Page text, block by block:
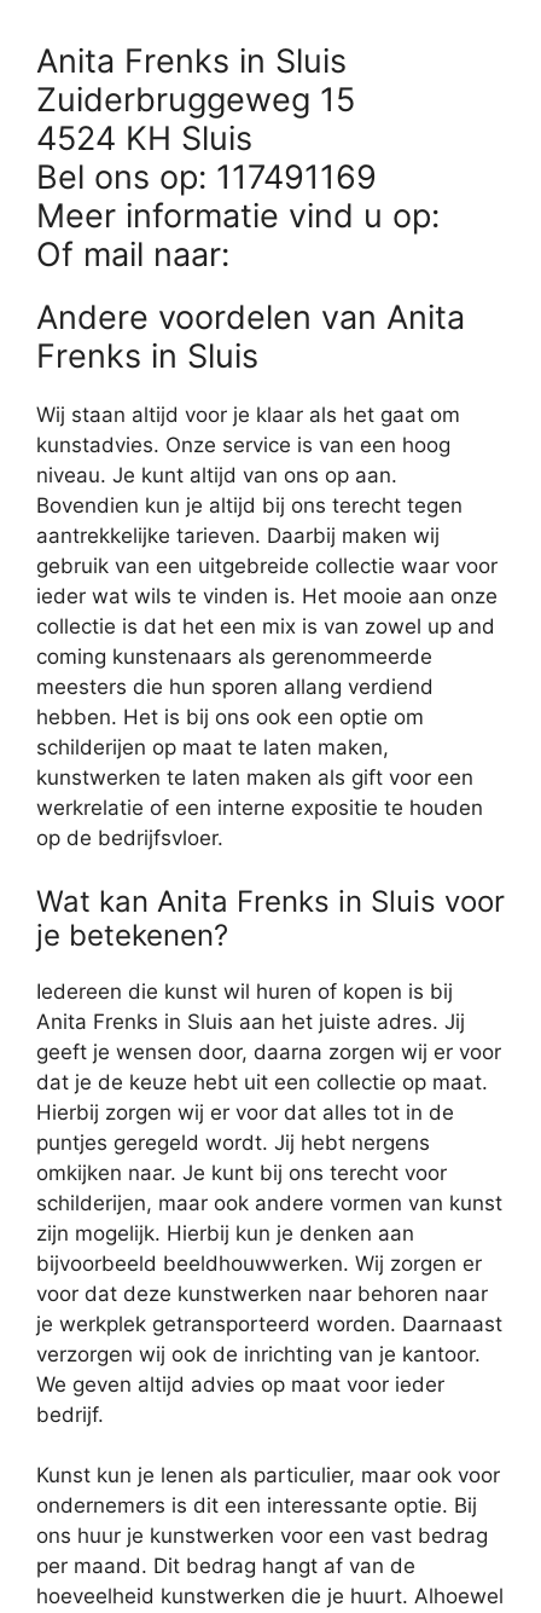
Anita Frenks in Sluis
Zuiderbruggeweg 15
4524 KH Sluis
Bel ons op: 117491169
Meer informatie vind u op:
Of mail naar:
Andere voordelen van Anita
Frenks in Sluis
Wij staan altijd voor je klaar als het gaat om
kunstadvies. Onze service is van een hoog
niveau. Je kunt altijd van ons op aan.
Bovendien kun je altijd bij ons terecht tegen
aantrekkelijke tarieven. Daarbij maken wij
gebruik van een uitgebreide collectie waar voor
ieder wat wils te vinden is. Het mooie aan onze
collectie is dat het een mix is van zowel up and
coming kunstenaars als gerenommeerde
meesters die hun sporen allang verdiend
hebben. Het is bij ons ook een optie om
schilderijen op maat te laten maken,
kunstwerken te laten maken als gift voor een
werkrelatie of een interne expositie te houden
op de bedrijfsvloer.
Wat kan Anita Frenks in Sluis voor
je betekenen?
Iedereen die kunst wil huren of kopen is bij
Anita Frenks in Sluis aan het juiste adres. Jij
geeft je wensen door, daarna zorgen wij er voor
dat je de keuze hebt uit een collectie op maat.
Hierbij zorgen wij er voor dat alles tot in de
puntjes geregeld wordt. Jij hebt nergens
omkijken naar. Je kunt bij ons terecht voor
schilderijen, maar ook andere vormen van kunst
zijn mogelijk. Hierbij kun je denken aan
bijvoorbeeld beeldhouwwerken. Wij zorgen er
voor dat deze kunstwerken naar behoren naar
je werkplek getransporteerd worden. Daarnaast
verzorgen wij ook de inrichting van je kantoor.
We geven altijd advies op maat voor ieder
bedrijf.
Kunst kun je lenen als particulier, maar ook voor
ondernemers is dit een interessante optie. Bij
ons huur je kunstwerken voor een vast bedrag
per maand. Dit bedrag hangt af van de
hoeveelheid kunstwerken die je huurt. Alhoewel